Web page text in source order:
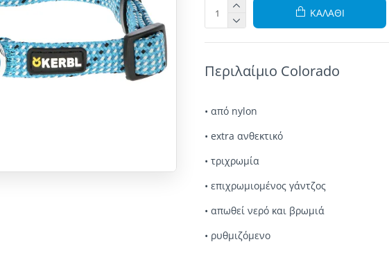
ΚΑΛΆΘΙ
Περιλαίμιο Colorado
• από nylon
• extra ανθεκτικό
• τριχρωμία
• επιχρωμιομένος γάντζος
• απωθεί νερό και βρωμιά
• ρυθμιζόμενο